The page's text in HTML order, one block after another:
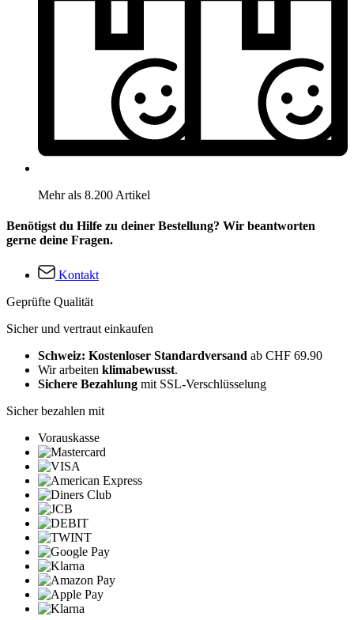
Mehr als 8.200 Artikel
Benötigst du Hilfe zu deiner Bestellung? Wir beantworten
gerne deine Fragen.
Kontakt
Geprüfte Qualität
Sicher und vertraut einkaufen
Schweiz: Kostenloser Standardversand ab CHF 69.90
Wir arbeiten klimabewusst.
Sichere Bezahlung mit SSL-Verschlüsselung
Sicher bezahlen mit
Vorauskasse